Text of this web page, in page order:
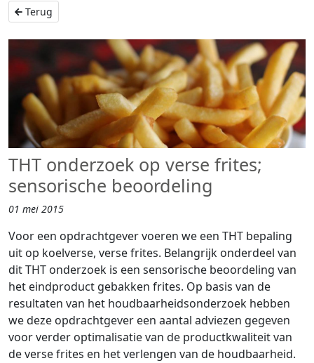
Terug
THT onderzoek op verse frites;
sensorische beoordeling
01 mei 2015
Voor een opdrachtgever voeren we een THT bepaling
uit op koelverse, verse frites. Belangrijk onderdeel van
dit THT onderzoek is een sensorische beoordeling van
het eindproduct gebakken frites. Op basis van de
resultaten van het houdbaarheidsonderzoek hebben
we deze opdrachtgever een aantal adviezen gegeven
voor verder optimalisatie van de productkwaliteit van
de verse frites en het verlengen van de houdbaarheid.